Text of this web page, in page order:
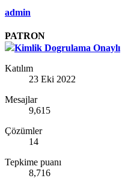
admin
PATRON
Kimlik Dogrulama Onaylı
Katılım
23 Eki 2022
Mesajlar
9,615
Çözümler
14
Tepkime puanı
8,716